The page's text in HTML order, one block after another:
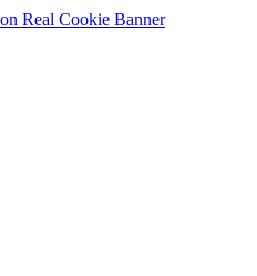
Real Cookie Banner